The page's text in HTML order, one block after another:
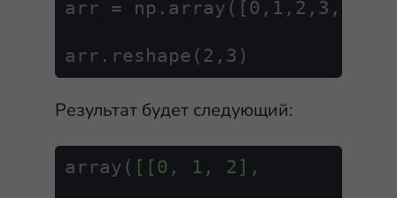
arr =
arr.reshape(2,3)
Результат будет следующий:
array( [[0, 1, 2],